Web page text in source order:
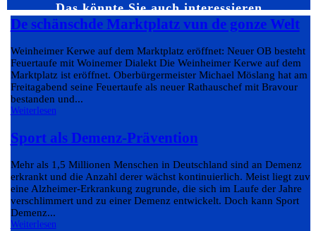
Das könnte Sie auch interessieren…
De schänschde Marktplatz vun de gonze Welt
Weinheimer Kerwe auf dem Marktplatz eröffnet: Neuer OB besteht
Feuertaufe mit Woinemer Dialekt Die Weinheimer Kerwe auf dem
Marktplatz ist eröffnet. Oberbürgermeister Michael Möslang hat am
Freitagabend seine Feuertaufe als neuer Rathauschef mit Bravour
bestanden und...
Weiterlesen
Sport als Demenz-Prävention
Mehr als 1,5 Millionen Menschen in Deutschland sind an Demenz
erkrankt und die Anzahl derer wächst kontinuierlich. Meist liegt
eine Alzheimer-Erkrankung zugrunde, die sich im Laufe der Jahre
verschlimmert und zu einer Demenz entwickelt. Doch kann Sport
Demenz...
Weiterlesen